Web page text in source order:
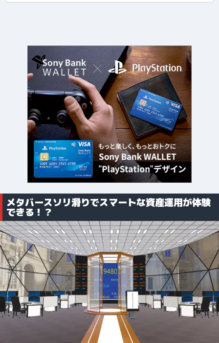
メタバースソリ滑りでスマートな資産運用が体験
できる！？